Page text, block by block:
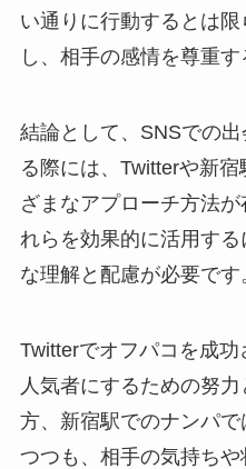
い通りに行動するとは
し、相手の感情を尊重す
結論として、SNSでの
る際には、Twitterや新
ざまなアプローチ方法
れらを効果的に活用す
な理解と配慮が必要です
Twitterでオフパコを成
人気者にするための努
方、新宿駅でのナンパ
つつも、相手の気持ち